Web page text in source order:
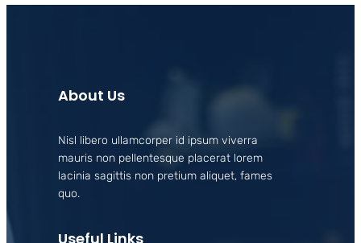
About Us
Nisl libero ullamcorper id ipsum viverra
mauris non pellentesque placerat lorem
lacinia sagittis non pretium aliquet, fames
quo.
Useful Links